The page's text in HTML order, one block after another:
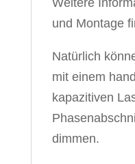
Weitere
und Montage
Natürlich
mit einem
kapazitiven
dimmen.